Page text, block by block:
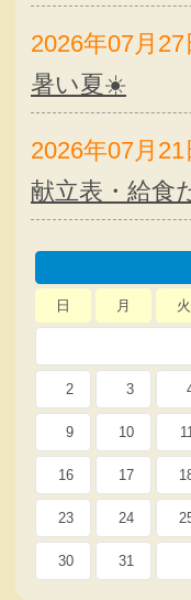
2026年07月27
暑い夏☀️
2026年07月21
献立表・給食
日 月 火
2 3
9 10
16 17
23 24
30 31